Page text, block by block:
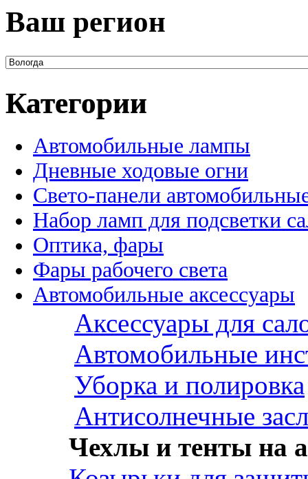
Ваш регион
Категории
Автомобильные лампы
Дневные ходовые огни
Свето-панели
Набор ламп для подсветки
Оптика, фары
Фары рабочего света
Автомобильные аксессуары
Аксессуары для
Автомобильные
Уборка и полировка
Антисолнечные
Чехлы и тенты на